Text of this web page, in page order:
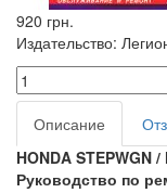
920 грн.
Издательство:
Описание
HONDA STEPWGN
Руководство по